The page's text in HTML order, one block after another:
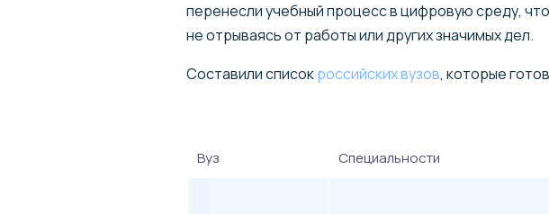
перенесли учебный процесс в цифровую среду,
не отрываясь от работы или других значимых дел.
Составили списокроссийских вузов, которые
Вуз Специальности